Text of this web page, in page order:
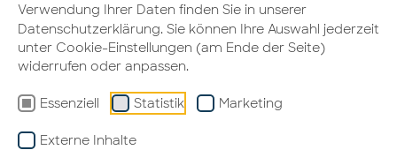
Verwendung Ihrer Daten finden Sie in unserer
Datenschutzerklärung. Sie können Ihre Auswahl jederzeit
unter Cookie-Einstellungen (am Ende der Seite)
widerrufen oder anpassen.
Essenziell Statistik Marketing
Externe Inhalte